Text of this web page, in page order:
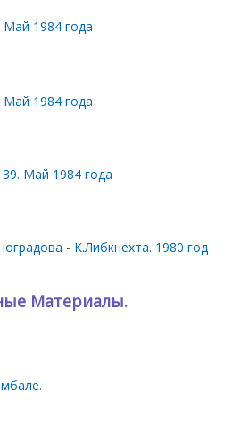
Май 1984 года
Май 1984 года
Май 1984 года
- К.Либкнехта. 1980 год
Материалы.